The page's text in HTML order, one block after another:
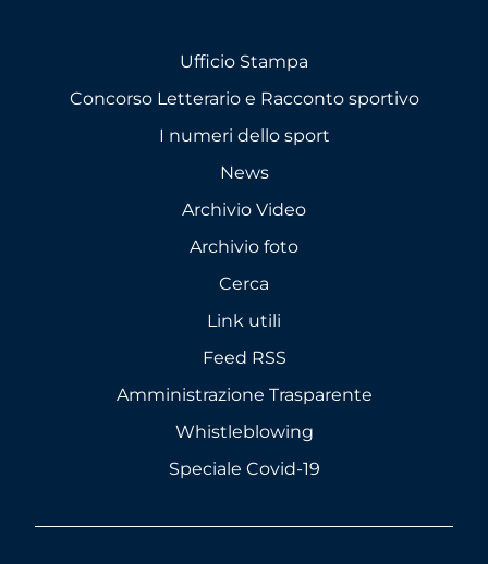
Ufficio Stampa
Concorso Letterario e Racconto sportivo
I numeri dello sport
News
Archivio Video
Archivio foto
Cerca
Link utili
Feed RSS
Amministrazione Trasparente
Whistleblowing
Speciale Covid-19